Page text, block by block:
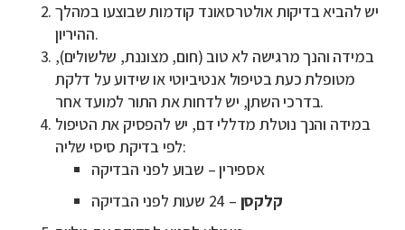
יש להביא בדיקות אולטרסאונד קודמות שבוצעו במהלך
ההיריון.
במידה והנך מרגישה לא טוב (חום, מצוננת, שלשולים),
מטופלת כעת בטיפול אנטיביוטי או שידוע על דלקת
בדרכי השתן, יש לדחות את התור למועד אחר.
במידה והנך נוטלת מדללי דם, יש להפסיק את הטיפול
לפי בדיקת סיסי שליה:
אספירין – שבוע לפני הבדיקה
קלקסן – 24 שעות לפני הבדיקה